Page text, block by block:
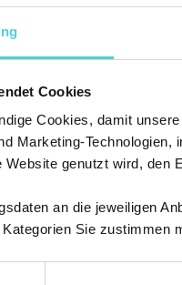
Cookies
Cookies, damit
Marketing-
genutzt wird, den
an die jeweiligen
Sie zustimmen
Sie
Ihren Kurs in den
Durch den
einen
den Online-
und loslegen